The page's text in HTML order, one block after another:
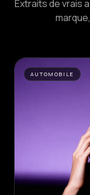
Extraits de vrais
AUTOMOBILE